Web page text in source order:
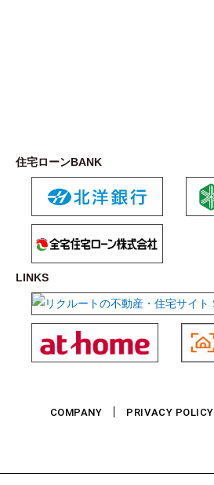
住宅ローンBANK
LINKS
COMPANY PRIVACY POLICY